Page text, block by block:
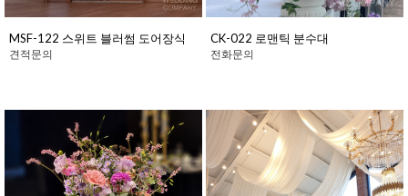
MSF-122 스위트 블러썸 도어장식
견적문의
CK-022 로맨틱 분수대
전화문의